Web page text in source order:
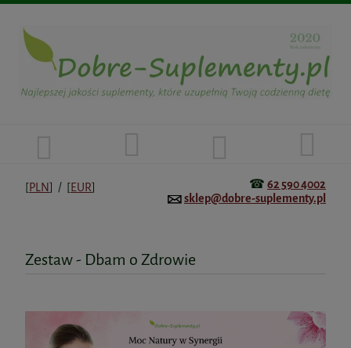
[PLN] / [EUR] ☎ 62 590 4002
sklep@dobre-suplementy.pl
Zestaw - Dbam o Zdrowie